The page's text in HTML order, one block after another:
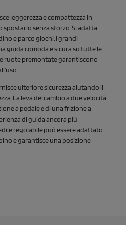
leggerezza e compattezza in
spostarlo senza sforzo. Si adatta
e parco giochi. I grandi
guida comoda e sicura su tutte le
ruote premontate garantiscono
ulteriore sicurezza aiutando il
La leva del cambio a due velocità
a pedale e di una frizione a
di guida ancora più
regolabile può essere adattato
e garantisce una posizione